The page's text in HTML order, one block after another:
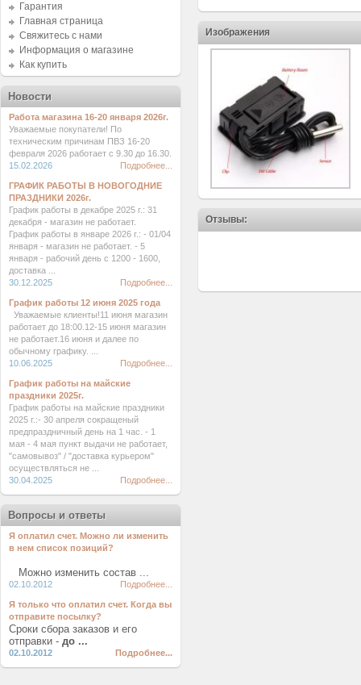
Изображения
Отзывы:
Гарантия
Главная страница
Свяжитесь с нами
Информация о магазине
Как купить
Новости
Работа магазина 16-20 января 2026г.
Уважаемые покупатели! По
техническим причинам ПВЗ 16-20
февраля 2026 работает с 9.30 до 16.30.
15.02.2026
Подробнее...
ГРАФИК РАБОТЫ В НОВОГОДНИЕ
ПРАЗДНИКИ 2026г.
График работы в декабре 2025 г.: 31
декабря - магазин не работает.
График работы в январе 2026 г.: - 01/04
января - магазин не работает. - 5
января - рабочий день с 1200 - 1600,
доставка ...
30.12.2025
Подробнее...
График работы 12 июня 2025 года
Уважаемые клиенты!11 июня магазин
работает до 18:00.12-15 июня магазин
не работает.16 июня и далее по
обычному графику. ...
10.06.2025
Подробнее...
График работы на майские
праздники 2025г.
График работы на майские праздники
2025 г.:- 30 апреля сокращеный
предпраздничный день на 1 час. - 1
мая - 4 мая пункт выдачи не работает,
"самовывоз" / "доставка курьером"
осуществляться не ...
30.04.2025
Подробнее...
Вопросы и ответы
Я оплатил счет. Можно ли изменить
в нем список позиций?
Можно изменить состав ...
02.10.2012 Подробнее...
Я только что оплатил счет. Когда вы
отправите посылку?
Сроки сбора заказов и его
отправки - до ...
02.10.2012 Подробнее...